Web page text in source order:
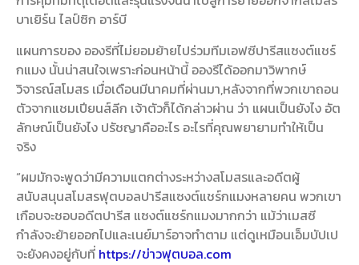
บาเยิร์น ไลป์ซิก อาร์บี
แผนการของ อองรีที่ไม่ยอมย้ายไปร่วมทีมเอฟซีปารีสแซงต์แชร์
กแมง นั้นน่าสนใจเพราะก่อนหน้านี้ อองรีได้ออกมาวิพากษ์
วิจารณ์สโมสร เมื่อเดือนมีนาคมที่ผ่านมา,หลังจากที่พวกเขาถอน
ตัวจากแชมเปียนส์ลีก เจ้าตัวก็ได้กล่าวผ่าน ว่า แผนเป็นยังไง อัต
ลักษณ์เป็นยังไง ปรัชญาคืออะไร อะไรที่คุณพยายามทำให้เป็น
จริง
“ผมมักจะพูดว่ามีความแตกต่างระหว่างสโมสรและอดีตผู้
สนับสนุนสโมสรฟุตบอลปารีสแซงต์แชร์กแมงหลายคน พวกเขา
เกือบจะชอบอดีตปารีส แซงต์แชร์กแมงมากกว่า แม้ว่าเมสซี
กำลังจะย้ายออกไปและเนย์มาร์อาจทำตาม แต่ดูเหมือนเอ็มบัปเป
จะยังคงอยู่กับที่ https://ข่าวฟุตบอล.com